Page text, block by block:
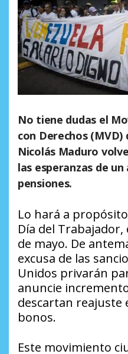
No tiene dudas el
con Derechos
Nicolás Maduro
las esperanzas de
pensiones.
Lo hará a
Día del
de mayo. De
excusa de las
Unidos privarán
anuncie
descartan reajuste
bonos.
Este movimiento